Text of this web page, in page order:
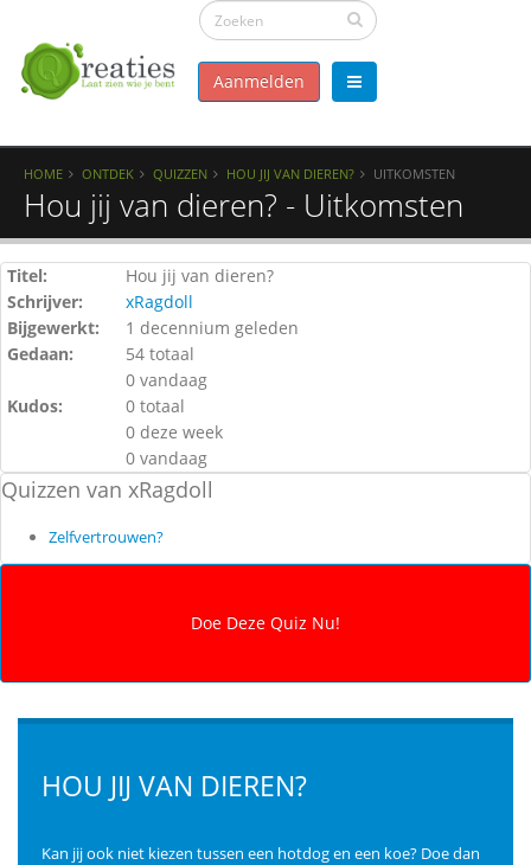
Aanmelden
HOME ONTDEK QUIZZEN HOU JIJ VAN DIEREN? UITKOMSTEN
Hou jij van dieren? - Uitkomsten
Titel:
Hou jij van dieren?
Schrijver:
xRagdoll
Bijgewerkt:
1 decennium geleden
Gedaan:
54 totaal
0 vandaag
Kudos:
0 totaal
0 deze week
0 vandaag
Quizzen van xRagdoll
Zelfvertrouwen?
HOU JIJ VAN DIEREN?
Kan jij ook niet kiezen tussen een hotdog en een koe? Doe dan